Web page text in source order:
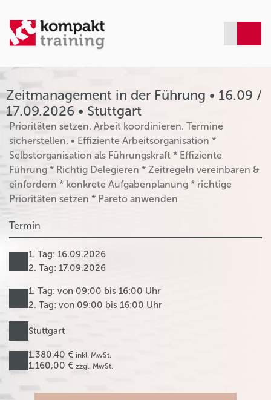
Zeitmanagement in der Führung • 16.09 /
17.09.2026 • Stuttgart
Prioritäten setzen. Arbeit koordinieren. Termine
sicherstellen. • Effiziente Arbeitsorganisation *
Selbstorganisation als Führungskraft * Effiziente
Führung * Richtig Delegieren * Zeitregeln vereinbaren &
einfordern * konkrete Aufgabenplanung * richtige
Prioritäten setzen * Pareto anwenden
Termin
1. Tag: 16.09.2026
2. Tag: 17.09.2026
1. Tag: von 09:00 bis 16:00 Uhr
2. Tag: von 09:00 bis 16:00 Uhr
Stuttgart
1.380,40 € inkl. MwSt.
1.160,00 € zzgl. MwSt.